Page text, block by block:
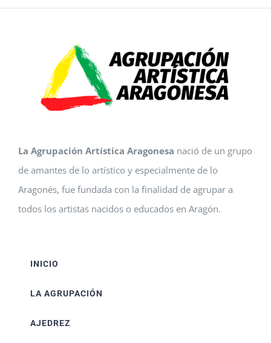
La Agrupación Artística Aragonesa nació de un grupo
de amantes de lo artístico y especialmente de lo
Aragonés, fue fundada con la finalidad de agrupar a
todos los artistas nacidos o educados en Aragón.
INICIO
LA AGRUPACIÓN
AJEDREZ